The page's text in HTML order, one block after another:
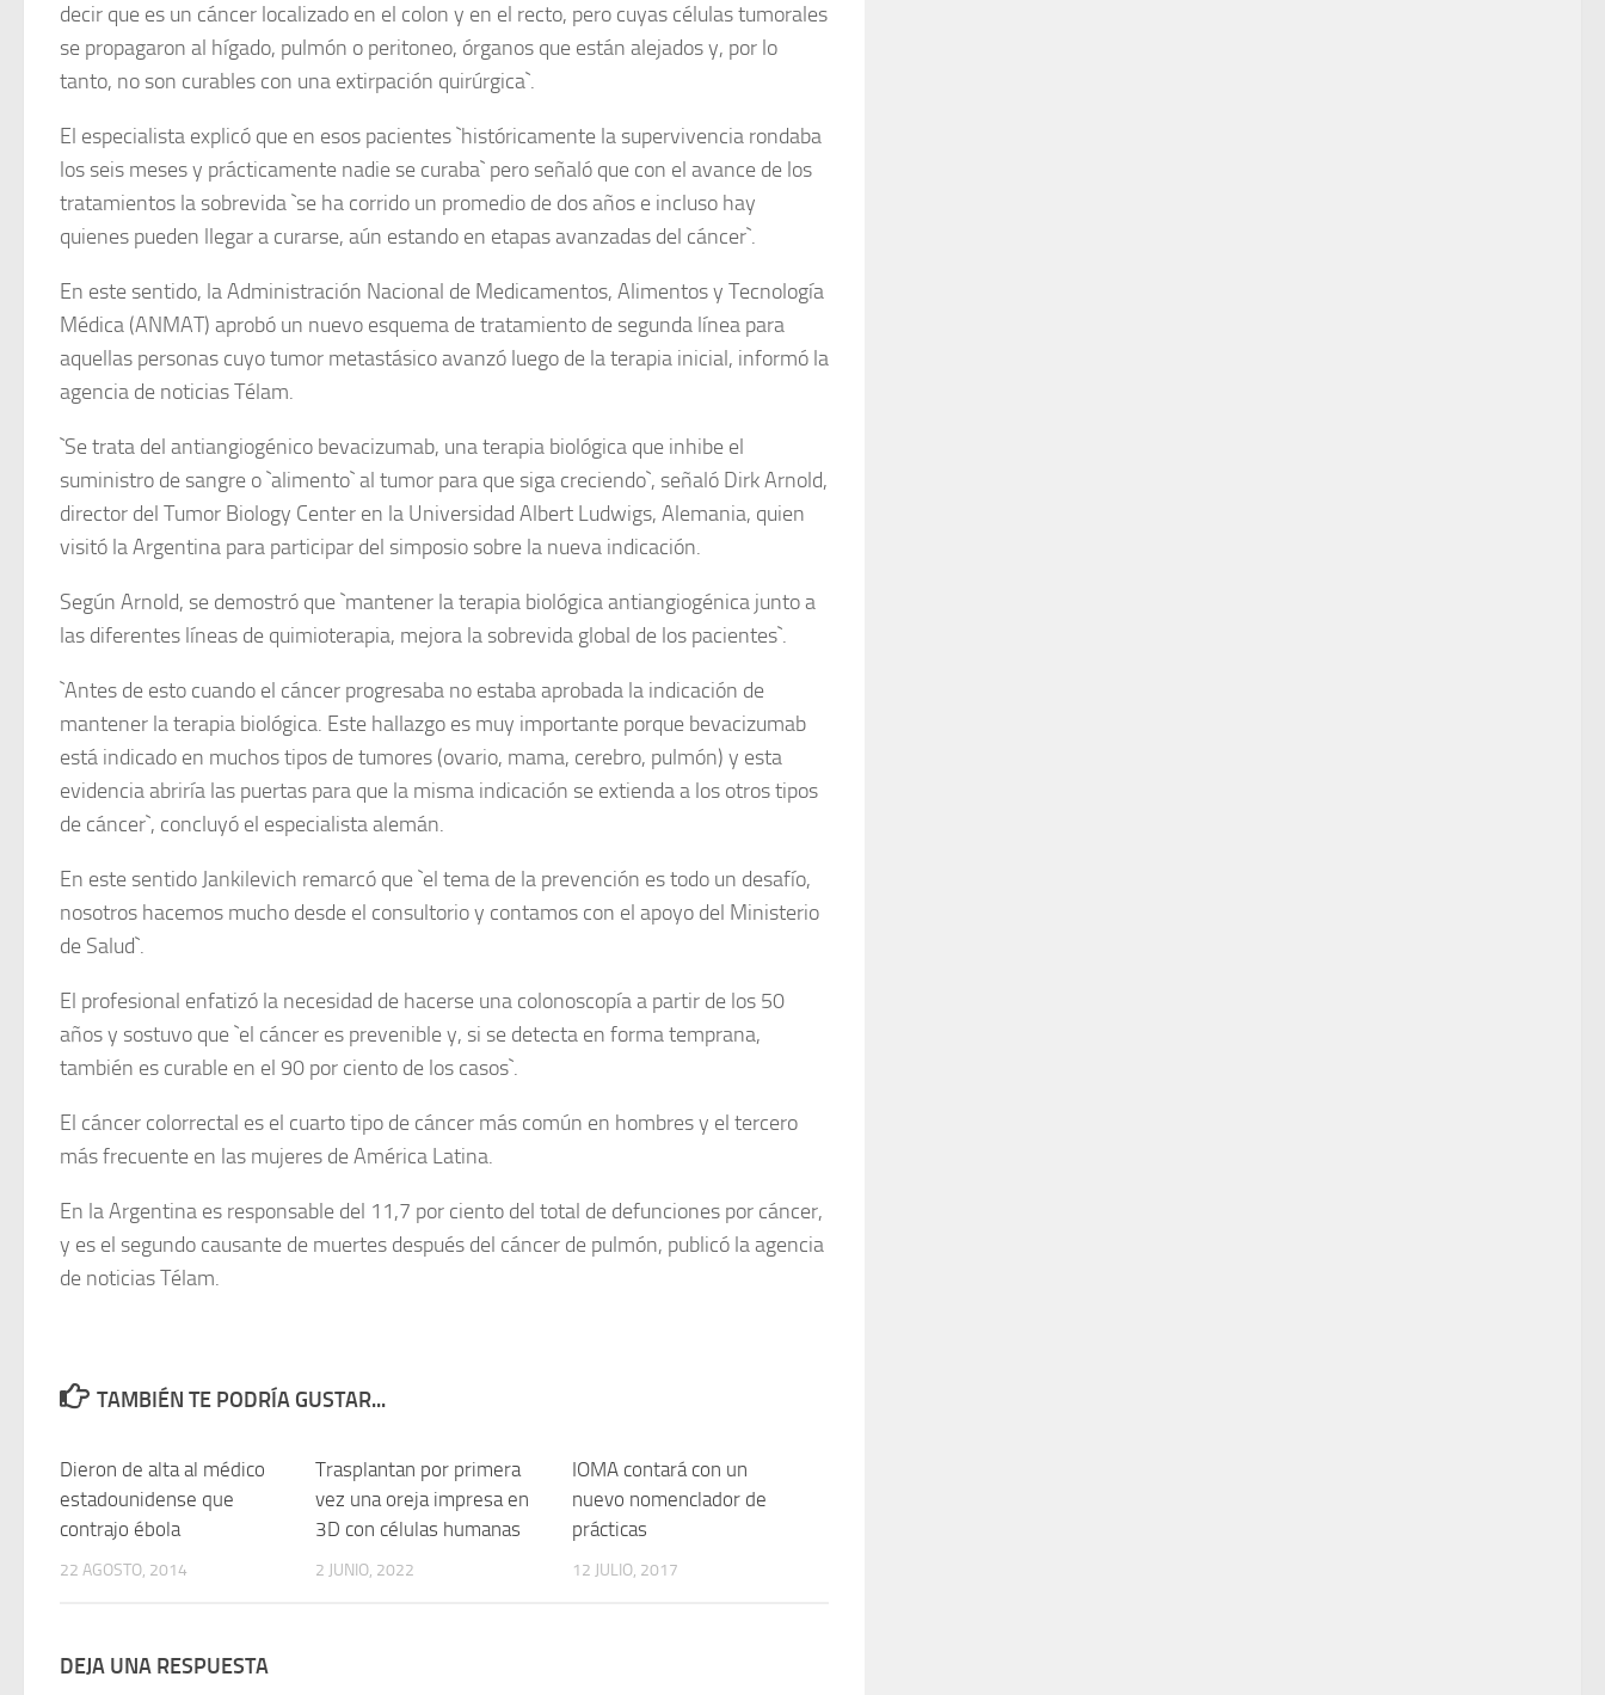
decir que es un cáncer localizado en el colon y en el recto, pero cuyas células tumorales
se propagaron al hígado, pulmón o peritoneo, órganos que están alejados y, por lo
tanto, no son curables con una extirpación quirúrgica`.
El especialista explicó que en esos pacientes `históricamente la supervivencia rondaba
los seis meses y prácticamente nadie se curaba` pero señaló que con el avance de los
tratamientos la sobrevida `se ha corrido un promedio de dos años e incluso hay
quienes pueden llegar a curarse, aún estando en etapas avanzadas del cáncer`.
En este sentido, la Administración Nacional de Medicamentos, Alimentos y Tecnología
Médica (ANMAT) aprobó un nuevo esquema de tratamiento de segunda línea para
aquellas personas cuyo tumor metastásico avanzó luego de la terapia inicial, informó la
agencia de noticias Télam.
`Se trata del antiangiogénico bevacizumab, una terapia biológica que inhibe el
suministro de sangre o `alimento` al tumor para que siga creciendo`, señaló Dirk Arnold,
director del Tumor Biology Center en la Universidad Albert Ludwigs, Alemania, quien
visitó la Argentina para participar del simposio sobre la nueva indicación.
Según Arnold, se demostró que `mantener la terapia biológica antiangiogénica junto a
las diferentes líneas de quimioterapia, mejora la sobrevida global de los pacientes`.
`Antes de esto cuando el cáncer progresaba no estaba aprobada la indicación de
mantener la terapia biológica. Este hallazgo es muy importante porque bevacizumab
está indicado en muchos tipos de tumores (ovario, mama, cerebro, pulmón) y esta
evidencia abriría las puertas para que la misma indicación se extienda a los otros tipos
de cáncer`, concluyó el especialista alemán.
En este sentido Jankilevich remarcó que `el tema de la prevención es todo un desafío,
nosotros hacemos mucho desde el consultorio y contamos con el apoyo del Ministerio
de Salud`.
El profesional enfatizó la necesidad de hacerse una colonoscopía a partir de los 50
años y sostuvo que `el cáncer es prevenible y, si se detecta en forma temprana,
también es curable en el 90 por ciento de los casos`.
El cáncer colorrectal es el cuarto tipo de cáncer más común en hombres y el tercero
más frecuente en las mujeres de América Latina.
En la Argentina es responsable del 11,7 por ciento del total de defunciones por cáncer,
y es el segundo causante de muertes después del cáncer de pulmón, publicó la agencia
de noticias Télam.
TAMBIÉN TE PODRÍA GUSTAR...
Dieron de alta al médico
estadounidense que
contrajo ébola
22 AGOSTO, 2014
Trasplantan por primera
vez una oreja impresa en
3D con células humanas
2 JUNIO, 2022
IOMA contará con un
nuevo nomenclador de
prácticas
12 JULIO, 2017
DEJA UNA RESPUESTA